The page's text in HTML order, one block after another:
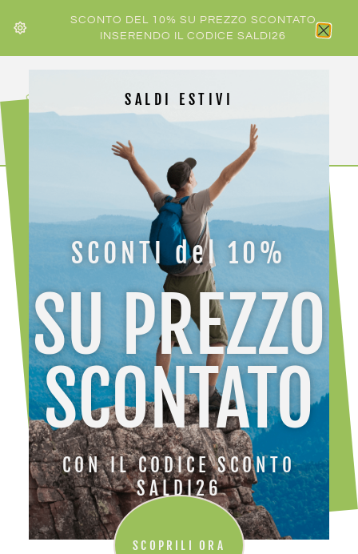
SCONTO DEL 10% SU PREZZO SCONTATO
INSERENDO IL CODICE SALDI26
HOME /ATK/ ATK REVOLUTION BRAKE WC
SALDI ESTIVI
SCONTI del 10%
SU PREZZO
SCONTATO
CON IL CODICE SCONTO
SALDI26
SCOPRILI ORA